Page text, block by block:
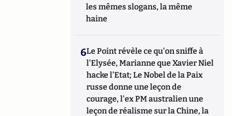
les mêmes slogans, la même
haine
6Le Point révèle ce qu'on sniffe à
l'Elysée, Marianne que Xavier Niel
hacke l'Etat; Le Nobel de la Paix
russe donne une leçon de
courage, l'ex PM australien une
leçon de réalisme sur la Chine, la